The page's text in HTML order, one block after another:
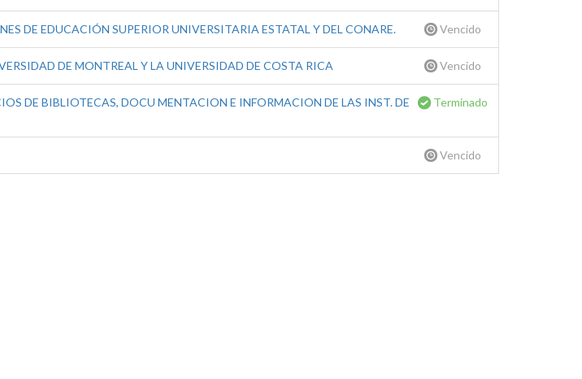
DE EDUCACIÓN SUPERIOR UNIVERSITARIA ESTATAL Y DEL CONARE. Vencido
DE MONTREAL Y LA UNIVERSIDAD DE COSTA RICA Vencido
DE BIBLIOTECAS, DOCU MENTACION E INFORMACION DE LAS INST. DE
Terminado
Vencido